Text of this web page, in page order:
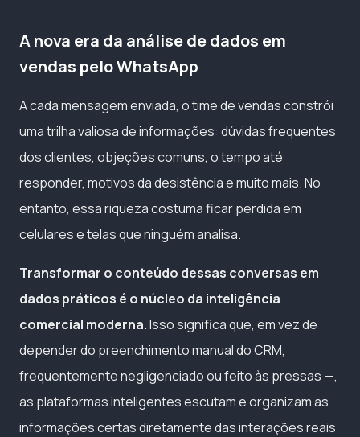
A nova era da análise de dados em
vendas pelo WhatsApp
A cada mensagem enviada, o time de vendas constrói
uma trilha valiosa de informações: dúvidas frequentes
dos clientes, objeções comuns, o tempo até
responder, motivos da desistência e muito mais. No
entanto, essa riqueza costuma ficar perdida em
celulares e telas que ninguém analisa.
Transformar o conteúdo dessas conversas em
dados práticos é o núcleo da inteligência
comercial moderna.Isso significa que, em vez de
depender do preenchimento manual do CRM,
frequentemente negligenciado ou feito às pressas —,
as plataformas inteligentes escutam e organizam as
informações certas diretamente das interações reais